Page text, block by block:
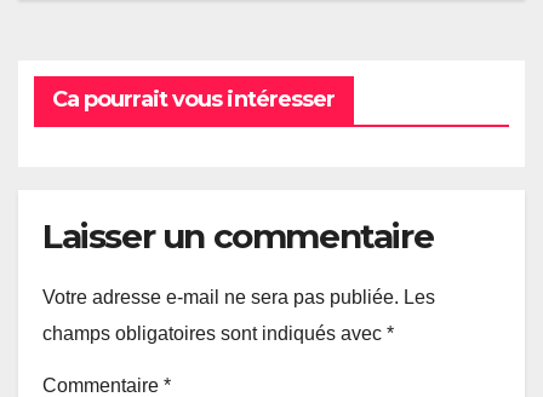
Ca pourrait vous intéresser
Laisser un commentaire
Votre adresse e-mail ne sera pas publiée. Les
champs obligatoires sont indiqués avec *
Commentaire *